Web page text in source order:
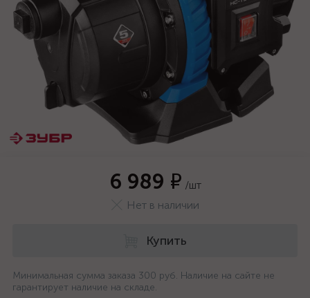
6 989 ₽ /шт
Нет в наличии
Купить
Минимальная сумма заказа 300 руб. Наличие на сайте не
гарантирует наличие на складе.